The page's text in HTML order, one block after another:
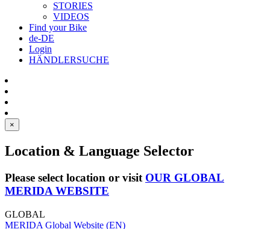
STORIES
VIDEOS
Find your Bike
de-DE
Login
HÄNDLERSUCHE
×
Location & Language Selector
Please select location or visit OUR GLOBAL
MERIDA WEBSITE
GLOBAL
MERIDA Global Website (EN)